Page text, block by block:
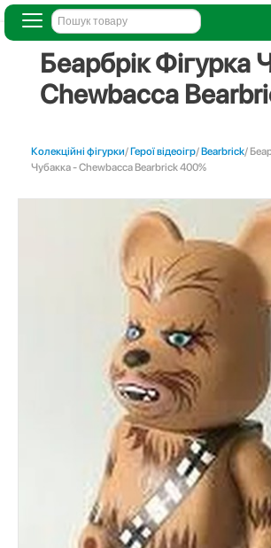
Беарбрік Фігурка
Chewbacca
Колекційні фігурки/Герої відеоігр/Bearbrick/
Чубакка - Chewbacca Bearbrick 400%